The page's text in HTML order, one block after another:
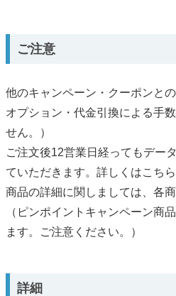
ご注意
他のキャンペーン・クーポンと
オプション・代金引換による手
せん。）
ご注文後12営業日経ってもデー
ていただきます。詳しくはこち
商品の詳細に関しましては、各
（ピンポイントキャンペーン商
ます。ご注意ください。）
詳細